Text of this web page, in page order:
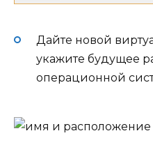
Дайте новой
укажите будущее
операционной